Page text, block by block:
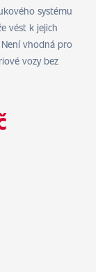
systému
vést k jejich
vhodná pro
vozy bez